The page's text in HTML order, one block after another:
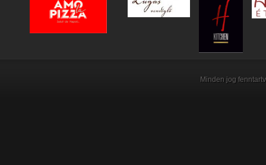
Minden jog